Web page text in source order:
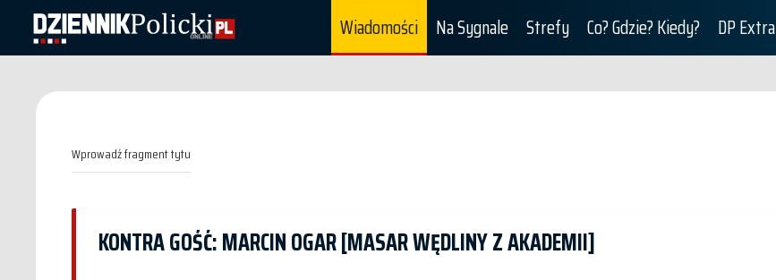
Wiadomości Na Sygnale Strefy Co? Gdzie? Kiedy? DP Extra
Wprowadź
fragment
KONTRA GOŚĆ: MARCIN OGAR [MASAR WĘDLINY Z AKADEMII]